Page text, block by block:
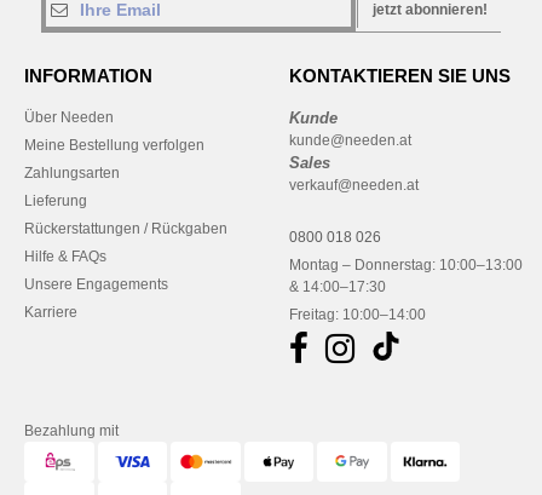
jetzt abonnieren!
INFORMATION
Über Needen
Meine Bestellung verfolgen
Zahlungsarten
Lieferung
Rückerstattungen / Rückgaben
Hilfe & FAQs
Unsere Engagements
Karriere
KONTAKTIEREN SIE UNS
Kunde
kunde@needen.at
Sales
verkauf@needen.at
0800 018 026
Montag – Donnerstag: 10:00–13:00
& 14:00–17:30
Freitag: 10:00–14:00
Bezahlung mit